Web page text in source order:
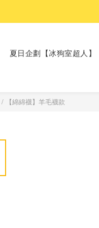
夏日企劃【冰狗室超人】
/ 【綿綿襪】羊毛襪款